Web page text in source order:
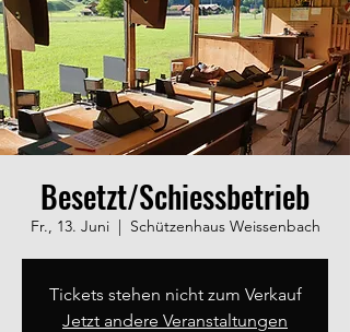
Besetzt/Schiessbetrieb
Fr., 13. Juni
  |
Schützenhaus Weissenbach
Tickets stehen nicht zum Verkauf
Jetzt andere Veranstaltungen